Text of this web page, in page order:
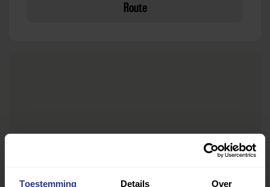
Toestemming Details Over
Route